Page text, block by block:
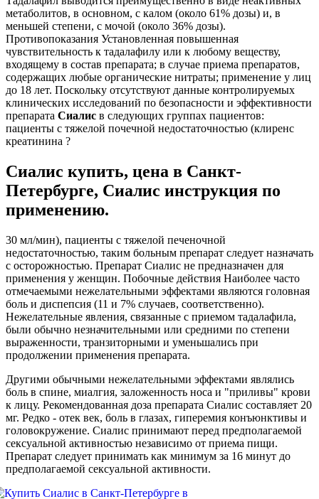
метаболитов, в основном, с калом (около 61% дозы) и, в
меньшей степени, с мочой (около 36% дозы).
Противопоказания Установленная повышенная
чувствительность к тадалафилу или к любому веществу,
входящему в состав препарата; в случае приема препаратов,
содержащих любые органические нитраты; применение у лиц
до 18 лет. Поскольку отсутствуют данные контролируемых
клинических исследований по безопасности и эффективности
препарата Сиалис в следующих группах пациентов:
пациенты с тяжелой почечной недостаточностью (клиренс
креатинина ?
Сиалис купить, цена в Санкт-
Петербурге, Сиалис инструкция по
применению.
30 мл/мин), пациенты с тяжелой печеночной
недостаточностью, таким больным препарат следует назначать
с осторожностью. Препарат Сиалис не предназначен для
применения у женщин. Побочные действия Наиболее часто
отмечаемыми нежелательными эффектами являются головная
боль и диспепсия (11 и 7% случаев, соответственно).
Нежелательные явления, связанные с приемом тадалафила,
были обычно незначительными или средними по степени
выраженности, транзиторными и уменьшались при
продолжении применения препарата.
Другими обычными нежелательными эффектами являлись
боль в спине, миалгия, заложенность носа и "приливы" крови
к лицу. Рекомендованная доза препарата Сиалис составляет 20
мг. Редко - отек век, боль в глазах, гиперемия конъюнктивы и
головокружение. Сиалис принимают перед предполагаемой
сексуальной активностью независимо от приема пищи.
Препарат следует принимать как минимум за 16 минут до
предполагаемой сексуальной активности.